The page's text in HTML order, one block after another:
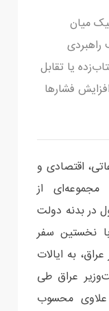
میان
راهبردی
یا تقابل
فشارها
اقتصادی و
مجموعه‌ای از
در بدنه دولت
نخستین سفر
به ایالات
عراق طی
محسوب